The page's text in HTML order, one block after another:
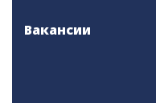
Вакансии